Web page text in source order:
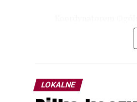
odbędzie się w
Wszystkich
LOKALNE